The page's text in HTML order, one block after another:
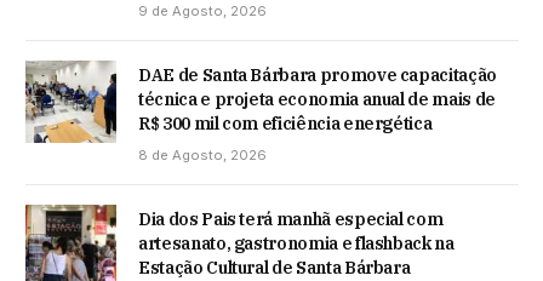
9 de Agosto, 2026
DAE de Santa Bárbara promove capacitação
técnica e projeta economia anual de mais de
R$ 300 mil com eficiência energética
8 de Agosto, 2026
Dia dos Pais terá manhã especial com
artesanato, gastronomia e flashback na
Estação Cultural de Santa Bárbara